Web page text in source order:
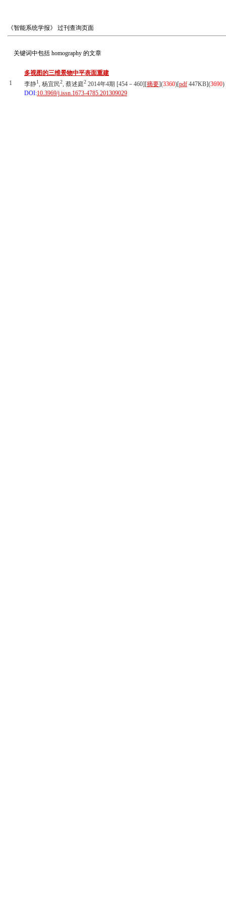
《智能系统学报》 过刊查询页面
关键词中包括 homography 的文章
1
多视图的三维景物中平表面重建
李静1, 杨宜民2, 蔡述庭2 2014年4期 [454－460][摘要](3360)[pdf 447KB](3690)
DOI:10.3969/j.issn.1673-4785.201309029